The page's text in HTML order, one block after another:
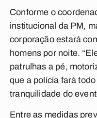
Conforme o
institucional da PM,
corporação estará
homens por noite.
patrulhas a pé,
que a polícia fará
tranquilidade do
Entre as medidas